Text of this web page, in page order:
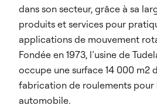
dans son secteur, grâce à sa
produits et services pour
applications de mouvement
Fondée en 1973, l’usine de
occupe une surface 14 000 m2
fabrication de roulements pour
automobile.